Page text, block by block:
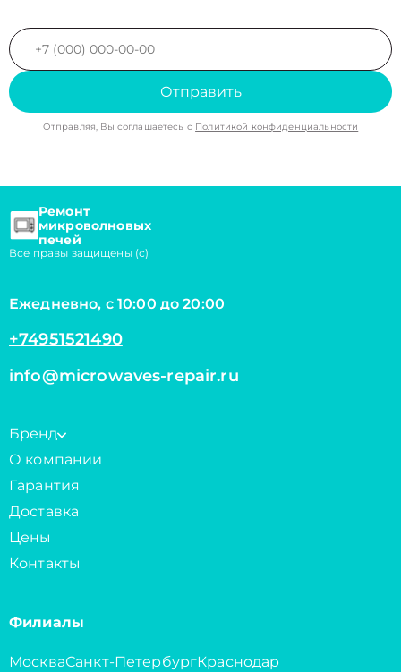
Отправить
Отправляя, Вы соглашаетесь с Политикой конфиденциальности
Ремонт
микроволновых
печей
Все правы защищены (с)
Ежедневно, с 10:00 до 20:00
+74951521490
info@microwaves-repair.ru
Бренд
О компании
Гарантия
Доставка
Цены
Контакты
Филиалы
МоскваСанкт-ПетербургКраснодар